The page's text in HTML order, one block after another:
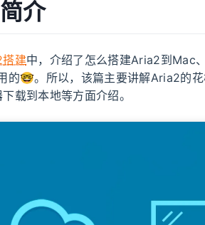
介
建中，介绍了怎么搭建Aria2到Mac
的🤓。所以，该篇主要讲解Aria2的
载到本地等方面介绍。